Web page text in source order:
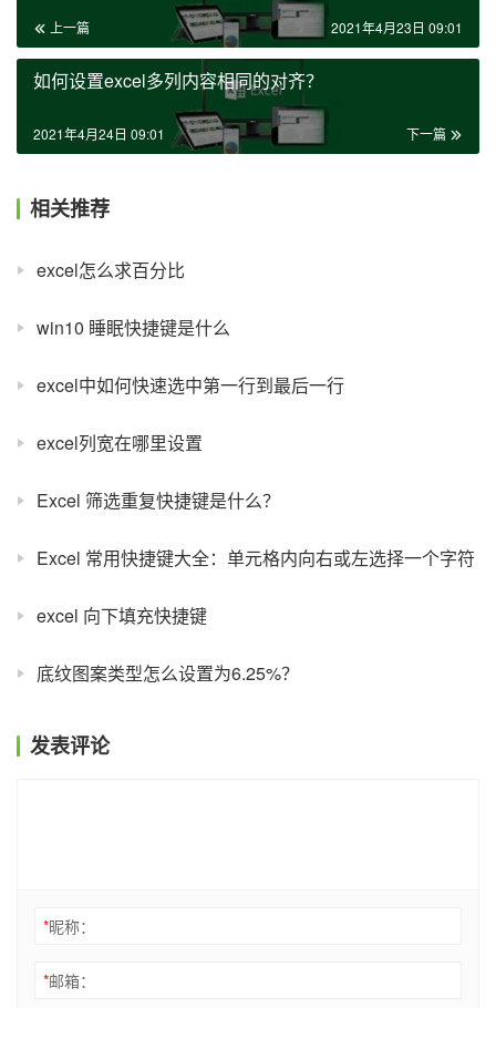
上一篇 2021年4月23日 09:01
如何设置excel多列内容相同的对齐？
下一篇
2021年4月24日 09:01
相关推荐
excel怎么求百分比
win10 睡眠快捷键是什么
excel中如何快速选中第一行到最后一行
excel列宽在哪里设置
Excel 筛选重复快捷键是什么？
Excel 常用快捷键大全：单元格内向右或左选择一个字符
excel 向下填充快捷键
底纹图案类型怎么设置为6.25%？
发表评论
*昵称：
*邮箱：